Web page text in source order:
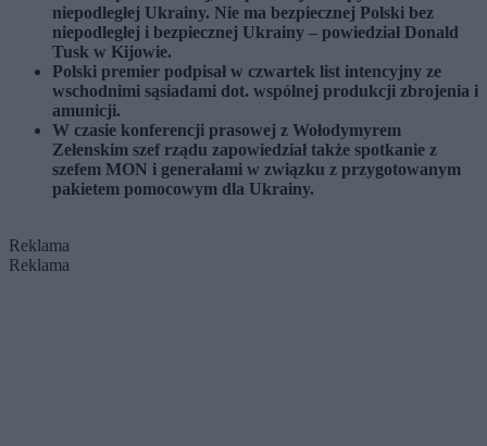
niepodległej Ukrainy. Nie ma bezpiecznej Polski bez
niepodległej i bezpiecznej Ukrainy – powiedział Donald
Tusk w Kijowie.
Polski premier podpisał w czwartek list intencyjny ze
wschodnimi sąsiadami dot. wspólnej produkcji zbrojenia i
amunicji.
W czasie konferencji prasowej z Wołodymyrem
Zełenskim szef rządu zapowiedział także spotkanie z
szefem MON i generałami w związku z przygotowanym
pakietem pomocowym dla Ukrainy.
Reklama
Reklama